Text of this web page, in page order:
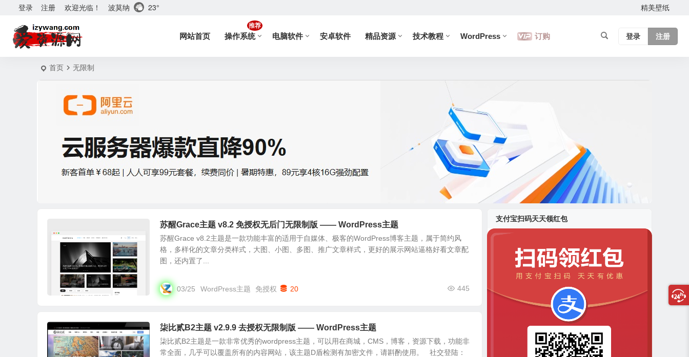
欢迎光临！
登录 注册 波莫纳 23° 精美壁纸
网站首页 操作系统
推荐
电脑软件 安卓软件 精品资源 技术教程 WordPress 订购 登录 注册
首页 无限制
苏醒Grace主题 v8.2 免授权无后门无限制版 —— WordPress主题
苏醒Grace v8.2主题是一款功能丰富的适用于自媒体、极客的WordPress博客主题，属于简约风
格，多样化的文章分类样式，大图、小图、多图、推广文章样式，更好的展示网站逼格好看文章配
图，还内置了...
03/25 445
WordPress主题 免授权 20
柒比贰B2主题 v2.9.9 去授权无限制版 —— WordPress主题
柒比贰B2主题是一款非常优秀的wordpress主题，可以用在商城，CMS，博客，资源下载，功能非
常全面，几乎可以覆盖所有的内容网站，该主题D盾检测有加密文件，请斟酌使用。 社交登陆：
支付宝扫码天天领红包